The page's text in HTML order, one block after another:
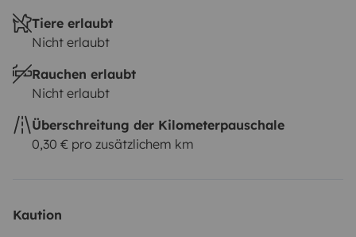
Tiere erlaubt
Nicht erlaubt
Rauchen erlaubt
Nicht erlaubt
Überschreitung der Kilometerpauschale
0,30 € pro zusätzlichem km
Kaution